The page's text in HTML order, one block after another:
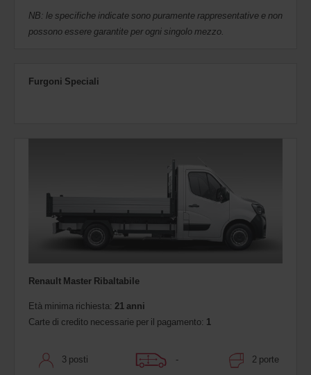
NB: le specifiche indicate sono puramente rappresentative e non
possono essere garantite per ogni singolo mezzo.
Furgoni Speciali
Renault Master Ribaltabile
Età minima richiesta: 21 anni
Carte di credito necessarie per il pagamento: 1
3 posti - 2 porte